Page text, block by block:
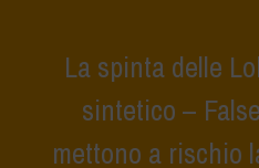
La spinta delle
sintetico –
mettono a rischio